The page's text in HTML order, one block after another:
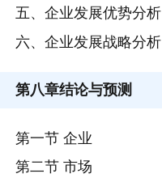
五、企业发展优势分析
六、企业发展战略分析
第八章结论与预测
第一节 企业
第二节 市场